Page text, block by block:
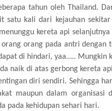
tahun oleh Thailand.
satu kali dari kejauhan
kereta api
orang pada antri
di hindari, yaa….. Mungkin
naik di atas gerbong kereta
diri sendiri. Sehingga
maupun dalam organisasi
pada kehidupan sehari hari.